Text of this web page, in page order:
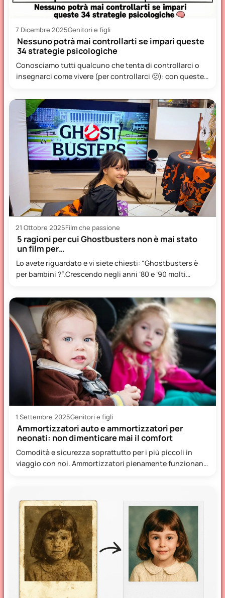
7 Dicembre 2025Genitori e figli
Nessuno potrà mai controllarti se impari queste
34 strategie psicologiche
Conosciamo tutti qualcuno che tenta di controllarci o
insegnarci come vivere (per controllarci 😤): con queste
21 Ottobre 2025Film che passione
5 ragioni per cui Ghostbusters non è mai stato
un film per…
Lo avete riguardato e vi siete chiesti: “Ghostbusters è
per bambini ?”.Crescendo negli anni ‘80 e ‘90 molti…
1 Settembre 2025Genitori e figli
Ammortizzatori auto e ammortizzatori per
neonati: non dimenticare mai il comfort
Comodità e sicurezza soprattutto per i più piccoli in
viaggio con noi. Ammortizzatori pienamente funzionanti